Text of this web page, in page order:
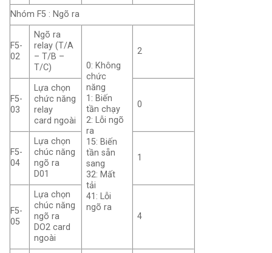
Nhóm F5 : Ngõ ra
F5-
02
Ngõ ra
relay (T/A
– T/B –
T/C)
0: Không
chức
năng
1: Biến
tần chạy
2: Lỗi ngõ
ra
15: Biến
tần sẵn
sang
32: Mất
tải
41: Lỗi
ngõ ra
2
F5-
03
Lựa chọn
chức năng
relay
card ngoài
0
F5-
04
Lựa chọn
chúc năng
ngõ ra
D01
1
F5-
05
Lựa chọn
chúc năng
ngõ ra
DO2 card
ngoài
4